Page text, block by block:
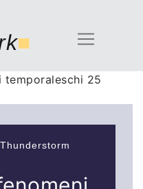
■
temporaleschi 25